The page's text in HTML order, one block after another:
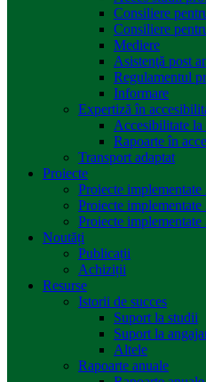
Consiliere
Consiliere
Mediere
Asistenţă post
Regulamentul
Informare
Expertiză în
Accesibilitate la
Rapoarte în
Transport adaptat
Proiecte
Proiecte implementate
Proiecte implementate
Proiecte implementate
Noutăți
Publicații
Achiziții
Resurse
Istorii de succes
Suport la studii
Suport la
Altele
Rapoarte anuale